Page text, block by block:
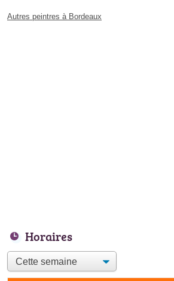
Autres peintres à Bordeaux
Horaires